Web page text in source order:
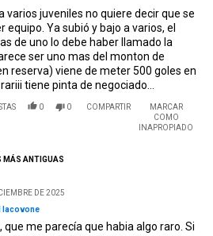
varios juveniles no quiere decir que se
equipo. Ya subió y bajo a varios, el
de uno lo debe haber llamado la
ser uno mas del monton de
reserva) viene de meter 500 goles en
tiene pinta de negociado...
0 0 COMPARTIR
MARCAR
COMO
INAPROPIADO
MÁS ANTIGUAS
DE 2025
Iacovone
que me parecía que habia algo raro. Si